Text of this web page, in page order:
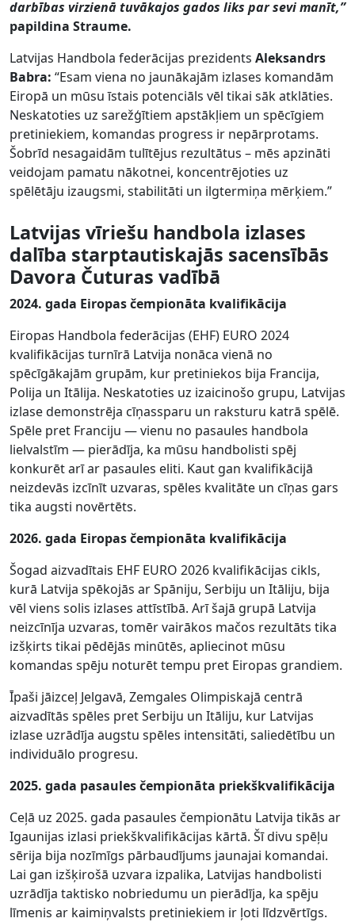
darbības virzienā tuvākajos gados liks par sevi manīt,”
papildina Straume.
Latvijas Handbola federācijas prezidents Aleksandrs
Babra: “Esam viena no jaunākajām izlases komandām
Eiropā un mūsu īstais potenciāls vēl tikai sāk atklāties.
Neskatoties uz sarežģītiem apstākļiem un spēcīgiem
pretiniekiem, komandas progress ir nepārprotams.
Šobrīd nesagaidām tulītējus rezultātus – mēs apzināti
veidojam pamatu nākotnei, koncentrējoties uz
spēlētāju izaugsmi, stabilitāti un ilgtermiņa mērķiem.”
Latvijas vīriešu handbola izlases
dalība starptautiskajās sacensībās
Davora Čuturas vadībā
2024. gada Eiropas čempionāta kvalifikācija
Eiropas Handbola federācijas (EHF) EURO 2024
kvalifikācijas turnīrā Latvija nonāca vienā no
spēcīgākajām grupām, kur pretiniekos bija Francija,
Polija un Itālija. Neskatoties uz izaicinošo grupu, Latvijas
izlase demonstrēja cīņassparu un raksturu katrā spēlē.
Spēle pret Franciju — vienu no pasaules handbola
lielvalstīm — pierādīja, ka mūsu handbolisti spēj
konkurēt arī ar pasaules eliti. Kaut gan kvalifikācijā
neizdevās izcīnīt uzvaras, spēles kvalitāte un cīņas gars
tika augsti novērtēts.
2026. gada Eiropas čempionāta kvalifikācija
Šogad aizvadītais EHF EURO 2026 kvalifikācijas cikls,
kurā Latvija spēkojās ar Spāniju, Serbiju un Itāliju, bija
vēl viens solis izlases attīstībā. Arī šajā grupā Latvija
neizcīnīja uzvaras, tomēr vairākos mačos rezultāts tika
izšķirts tikai pēdējās minūtēs, apliecinot mūsu
komandas spēju noturēt tempu pret Eiropas grandiem.
Īpaši jāizceļ Jelgavā, Zemgales Olimpiskajā centrā
aizvadītās spēles pret Serbiju un Itāliju, kur Latvijas
izlase uzrādīja augstu spēles intensitāti, saliedētību un
individuālo progresu.
2025. gada pasaules čempionāta priekškvalifikācija
Ceļā uz 2025. gada pasaules čempionātu Latvija tikās ar
Igaunijas izlasi priekškvalifikācijas kārtā. Šī divu spēļu
sērija bija nozīmīgs pārbaudījums jaunajai komandai.
Lai gan izšķirošā uzvara izpalika, Latvijas handbolisti
uzrādīja taktisko nobriedumu un pierādīja, ka spēju
līmenis ar kaimiņvalsts pretiniekiem ir ļoti līdzvērtīgs.